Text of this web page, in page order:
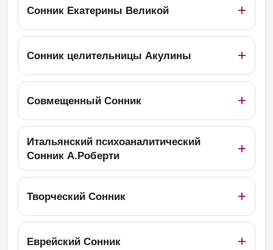
Сонник Екатерины Великой
Сонник целительницы Акулины
Совмещенный Сонник
Итальянский психоаналитический
Сонник А.Роберти
Творческий Сонник
Еврейский Сонник